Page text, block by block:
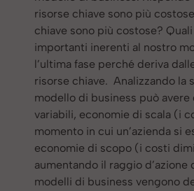
risorse chiave sono più
chiave sono più costose?
importanti inerenti al nostro
l’ultima fase perché deriva
risorse chiave. Analizzando la
modello di business può
variabili, economie di scala (i
momento in cui un’azienda si
economie di scopo (i costi
aumentando il raggio d’azione
modelli di business vengono